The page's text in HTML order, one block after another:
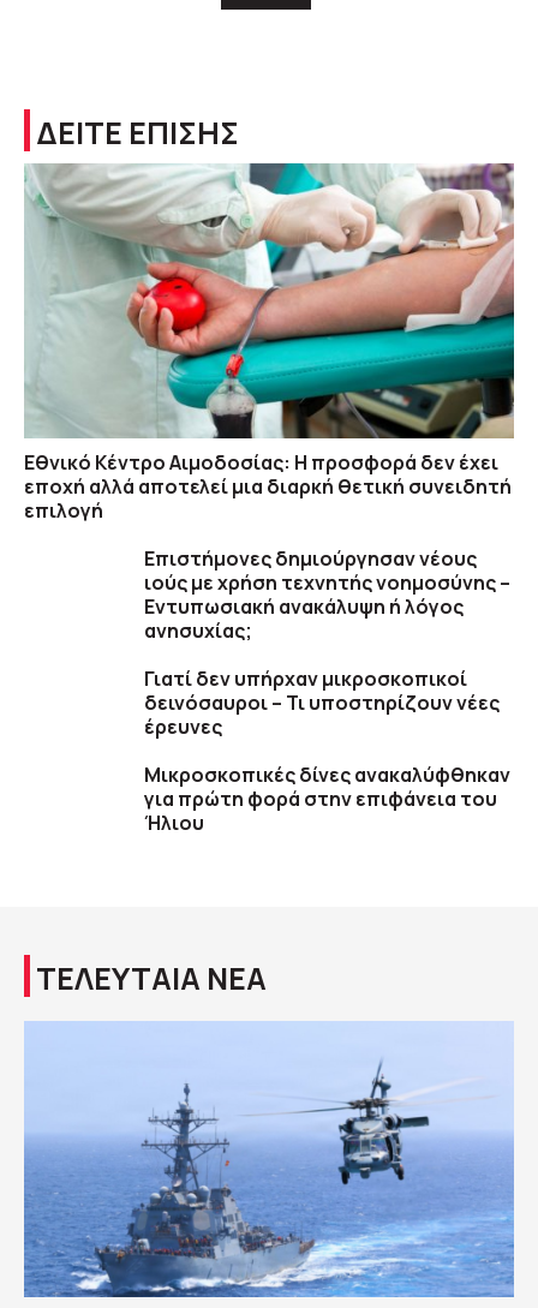
ΔΕΙΤΕ ΕΠΙΣΗΣ
Εθνικό Κέντρο Αιμοδοσίας: H προσφορά δεν έχει
εποχή αλλά αποτελεί μια διαρκή θετική συνειδητή
επιλογή
Επιστήμονες δημιούργησαν νέους
ιούς με χρήση τεχνητής νοημοσύνης –
Εντυπωσιακή ανακάλυψη ή λόγος
ανησυχίας;
Γιατί δεν υπήρχαν μικροσκοπικοί
δεινόσαυροι – Τι υποστηρίζουν νέες
έρευνες
Μικροσκοπικές δίνες ανακαλύφθηκαν
για πρώτη φορά στην επιφάνεια του
Ήλιου
ΤΕΛΕΥΤΑΙΑ ΝΕΑ